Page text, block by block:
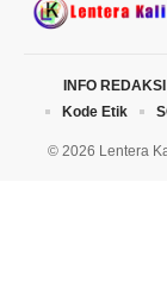
© 2026 Lentera
INFO REDAKSI
Kode Etik